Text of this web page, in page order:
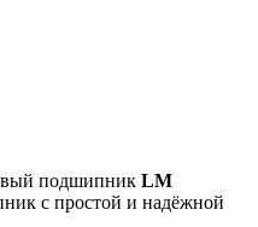
подшипник LM
с простой и надёжной